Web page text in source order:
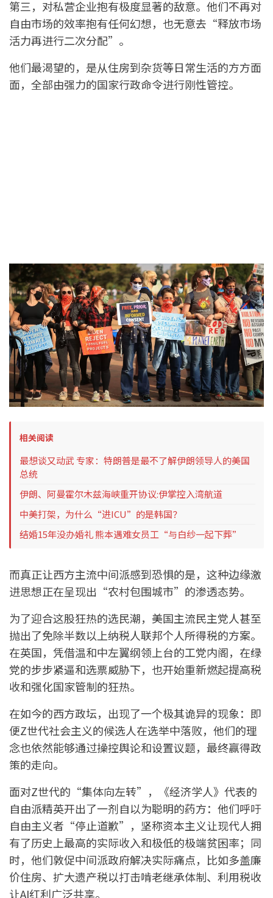
第三，对私营企业抱有极度显著的敌意。他们不再对
自由市场的效率抱有任何幻想，也无意去“释放市场
活力再进行二次分配”。
他们最渴望的，是从住房到杂货等日常生活的方方面
面，全部由强力的国家行政命令进行刚性管控。
相关阅读
最想谈又动武 专家：特朗普是最不了解伊朗领导人的美国
总统
伊朗、阿曼霍尔木兹海峡重开协议:伊掌控入湾航道
中美打架，为什么“进ICU”的是韩国？
结婚15年没办婚礼 熊本遇难女员工“与白纱一起下葬”
而真正让西方主流中间派感到恐惧的是，这种边缘激
进思想正在呈现出“农村包围城市”的渗透态势。
为了迎合这股狂热的选民潮，美国主流民主党人甚至
抛出了免除半数以上纳税人联邦个人所得税的方案。
在英国，凭借温和中左翼纲领上台的工党内阁，在绿
党的步步紧逼和选票威胁下，也开始重新燃起提高税
收和强化国家管制的狂热。
在如今的西方政坛，出现了一个极其诡异的现象：即
便Z世代社会主义的候选人在选举中落败，他们的理
念也依然能够通过操控舆论和设置议题，最终赢得政
策的走向。
面对Z世代的“集体向左转”，《经济学人》代表的
自由派精英开出了一剂自以为聪明的药方：他们呼吁
自由主义者“停止道歉”，坚称资本主义让现代人拥
有了历史上最高的实际收入和极低的极端贫困率；同
时，他们敦促中间派政府解决实际痛点，比如多盖廉
价住房、扩大遗产税以打击啃老继承体制、利用税收
让AI红利广泛共享。